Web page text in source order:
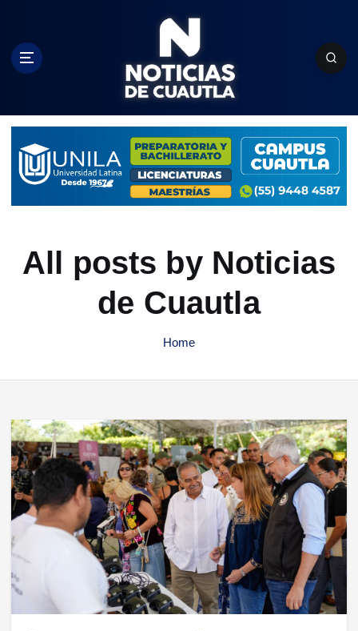
c
All posts by Noticias
de Cuautla
Home